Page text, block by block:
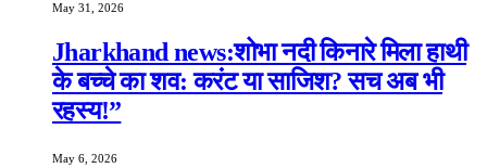
May 31, 2026
Jharkhand news:शोभा नदी किनारे मिला हाथी
के बच्चे का शव: करंट या साजिश? सच अब भी
रहस्य!”
May 6, 2026